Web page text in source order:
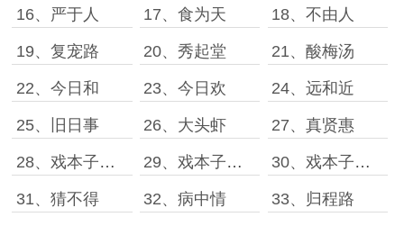
16、严于人 17、食为天 18、不由人
19、复宠路 20、秀起堂 21、酸梅汤
22、今日和 23、今日欢 24、远和近
25、旧日事 26、大头虾 27、真贤惠
28、戏本子［上］ 29、戏本子［中］ 30、戏本子［下］
31、猜不得 32、病中情 33、归程路